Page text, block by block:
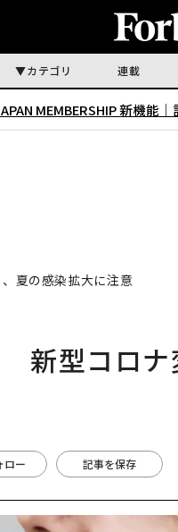
カテゴリ 連載
MEMBERSHIP 新機能｜
夏の感染拡大に注意
新型コロ
ロー 記事を保存